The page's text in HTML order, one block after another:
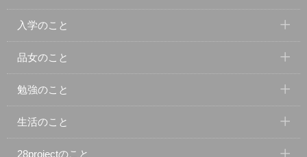
入学のこと
品女のこと
勉強のこと
生活のこと
28projectのこと